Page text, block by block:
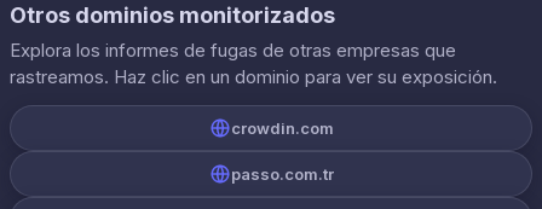
Otros dominios monitorizados
Explora los informes de fugas de otras empresas que
rastreamos. Haz clic en un dominio para ver su exposición.
crowdin.com
passo.com.tr